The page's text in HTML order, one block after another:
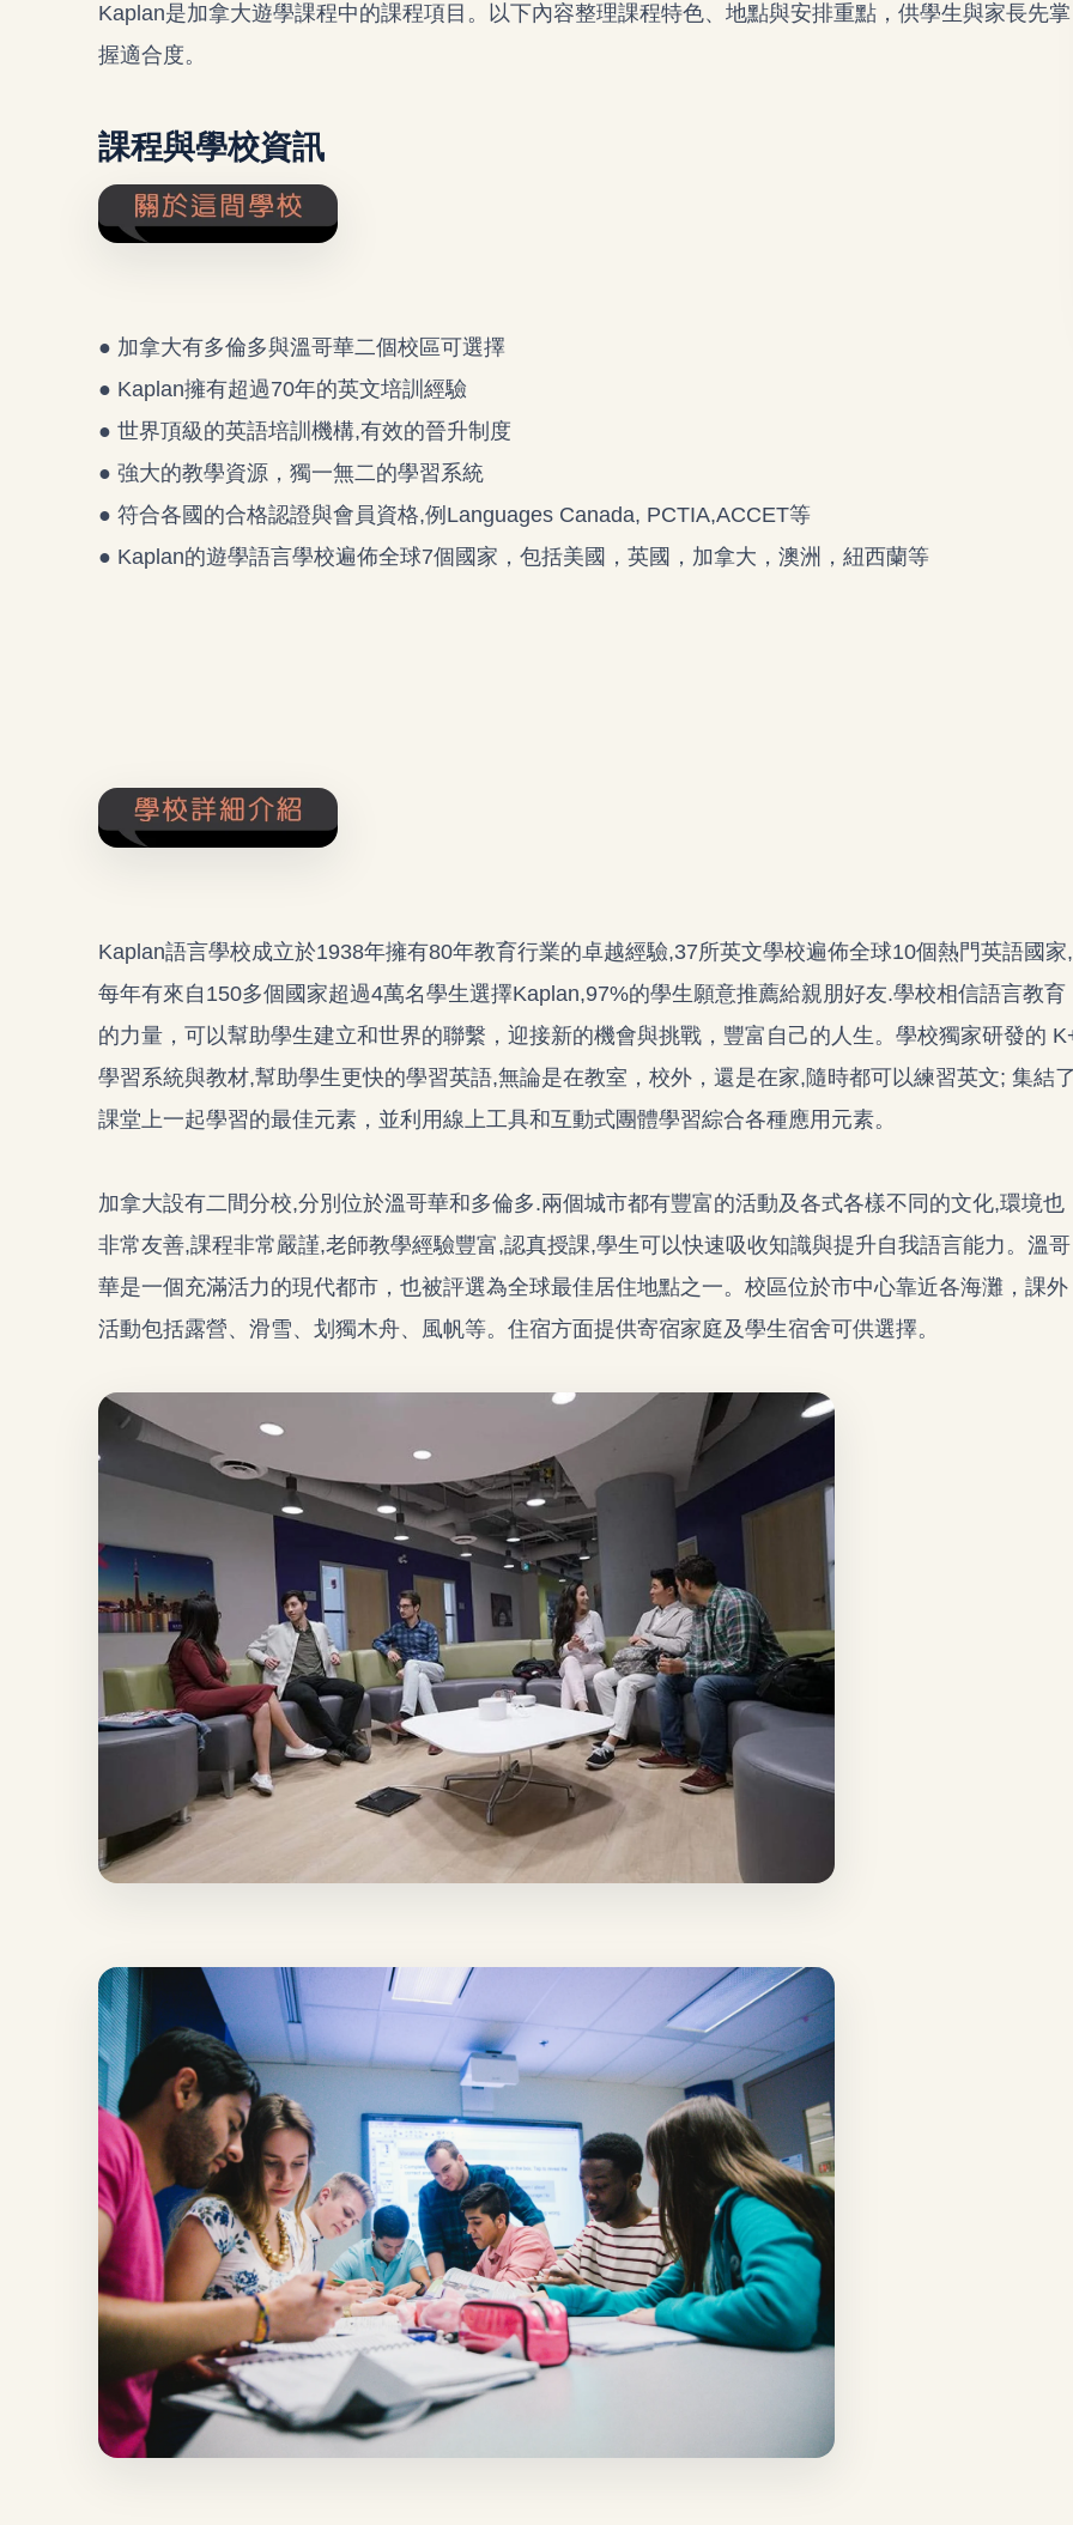
Kaplan是加拿大遊學課程中的課程項目。以下內容整理課程特色、地點與安排重點，供學生與家長先掌
握適合度。
課程與學校資訊
● 加拿大有多倫多與溫哥華二個校區可選擇
● Kaplan擁有超過70年的英文培訓經驗
● 世界頂級的英語培訓機構,有效的晉升制度
● 強大的教學資源，獨一無二的學習系統
● 符合各國的合格認證與會員資格,例Languages Canada, PCTIA,ACCET等
● Kaplan的遊學語言學校遍佈全球7個國家，包括美國，英國，加拿大，澳洲，紐西蘭等
Kaplan語言學校成立於1938年擁有80年教育行業的卓越經驗,37所英文學校遍佈全球10個熱門英語國家,
每年有來自150多個國家超過4萬名學生選擇Kaplan,97%的學生願意推薦給親朋好友.學校相信語言教育
的力量，可以幫助學生建立和世界的聯繫，迎接新的機會與挑戰，豐富自己的人生。學校獨家研發的
學習系統與教材,幫助學生更快的學習英語,無論是在教室，校外，還是在家,隨時都可以練習英文; 集結
課堂上一起學習的最佳元素，並利用線上工具和互動式團體學習綜合各種應用元素。
加拿大設有二間分校,分別位於溫哥華和多倫多.兩個城市都有豐富的活動及各式各樣不同的文化,環境也
非常友善,課程非常嚴謹,老師教學經驗豐富,認真授課,學生可以快速吸收知識與提升自我語言能力。溫哥
華是一個充滿活力的現代都市，也被評選為全球最佳居住地點之一。校區位於市中心靠近各海灘，課外
活動包括露營、滑雪、划獨木舟、風帆等。住宿方面提供寄宿家庭及學生宿舍可供選擇。